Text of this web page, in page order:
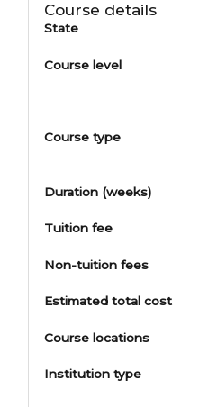
Course details
State
Course level
Course type
Duration (weeks)
Tuition fee
Non-tuition fees
Estimated total cost
Course locations
Institution type